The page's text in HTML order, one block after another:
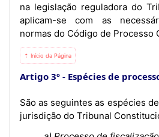
na legislação reguladora do
aplicam-se com as
normas do Código de Processo
⇡ Início da Página
Artigo 3º Espécies de
São as seguintes as espécies
jurisdição do Tribunal